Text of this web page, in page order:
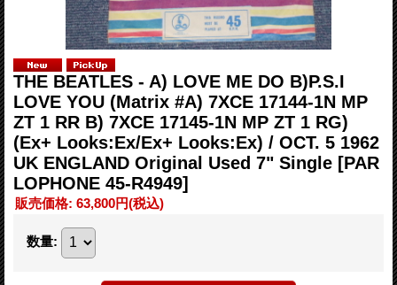
THE BEATLES - A) LOVE ME DO B)P.S.I
LOVE YOU (Matrix #A) 7XCE 17144-1N MP
ZT 1 RR B) 7XCE 17145-1N MP ZT 1 RG)
(Ex+ Looks:Ex/Ex+ Looks:Ex) / OCT. 5 1962
UK ENGLAND Original Used 7" Single [PAR
LOPHONE 45-R4949]
販売価格: 63,800円(税込)
数量: